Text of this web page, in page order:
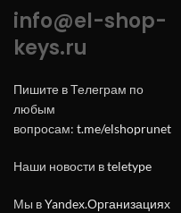
info@el-shop-
keys.ru
Пишите в Телеграм по
любым
вопросам: t.me/elshoprunet
Наши новости вteletype
Мы вYandex.Организациях